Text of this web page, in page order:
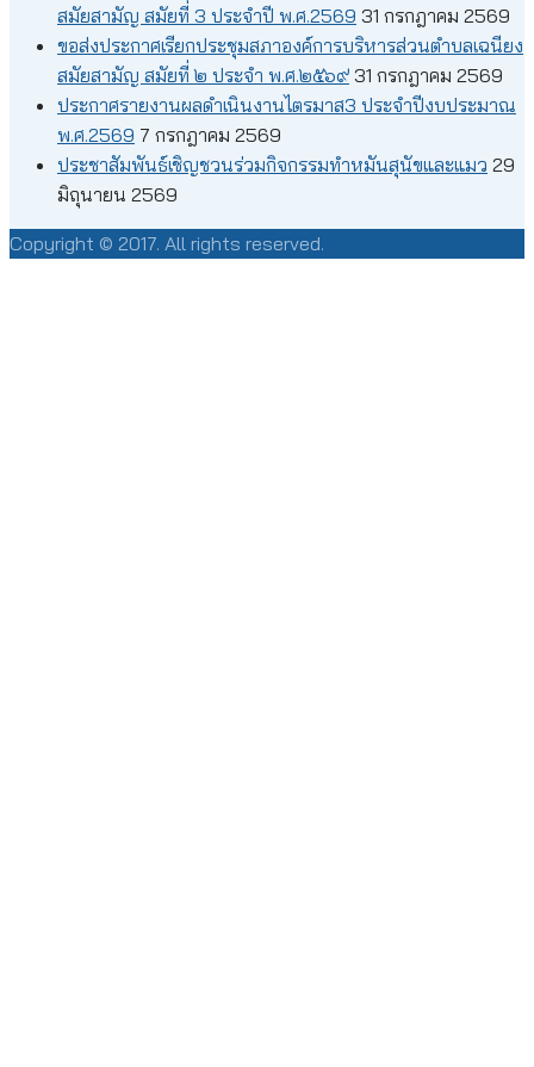
สมัยสามัญ สมัยที่ 3 ประจำปี พ.ศ.2569 31 กรกฎาคม 2569
ขอส่งประกาศเรียกประชุมสภาองค์การบริหารส่วนตำบลเฉนียง
สมัยสามัญ สมัยที่ ๒ ประจำ พ.ศ.๒๕๖๙ 31 กรกฎาคม 2569
ประกาศรายงานผลดำเนินงานไตรมาส3 ประจำปีงบประมาณ
พ.ศ.2569 7 กรกฎาคม 2569
ประชาสัมพันธ์เชิญชวนร่วมกิจกรรมทำหมันสุนัขและแมว 29
มิถุนายน 2569
Copyright © 2017. All rights reserved.